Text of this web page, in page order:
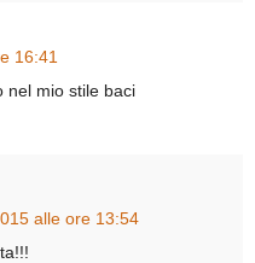
16:41
nel mio stile baci
alle ore 13:54